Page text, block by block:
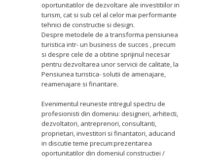
oportunitatilor de dezvoltare ale investitiilor in
turism, cat si sub cel al celor mai performante
tehnici de constructie si design.
Despre metodele de a transforma pensiunea
turistica intr- un business de succes , precum
si despre cele de a obtine sprijinul necesar
pentru dezvoltarea unor servicii de calitate, la
Pensiunea turistica- solutii de amenajare,
reamenajare si finantare.
Evenimentul reuneste intregul spectru de
profesionisti din domeniu: designeri, arhitecti,
dezvoltatori, antreprenori, consultanti,
proprietari, investitori si finantatori, aducand
in discutie teme precum:prezentarea
oportunitatilor din domeniul constructiei /